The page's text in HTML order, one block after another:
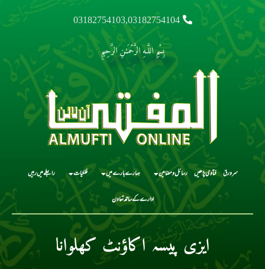
03182754103,03182754104
بِسْمِ اللَّـهِ الرَّحْمَـٰنِ الرَّحِيمِ
سرورق فتاوی پڑھیں رسائل و مضامین ہمارے بارے میں فلکیات رابطے میں رہیں
ادارے کے ساتھ تعاون
ایزی پیسہ اکاؤنٹ کھلوانا